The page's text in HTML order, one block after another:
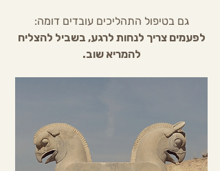
גם בטיפול התהליכים עובדים דומה:
לפעמים צריך לנחות לרגע, בשביל להצליח
להמריא שוב.